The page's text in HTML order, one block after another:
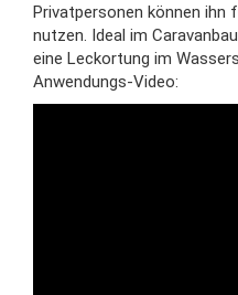
Privatpersonen können ihn
nutzen. Ideal im
eine Leckortung im
Anwendungs-Video: